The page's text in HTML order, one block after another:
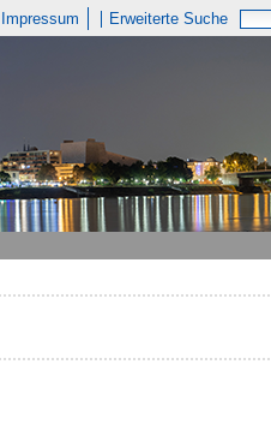
Impressum Erweiterte Suche